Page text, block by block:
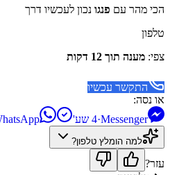
הכי מהר עם פנגו נכון לעכשיו דרך
טלפון
צפי: מענה תוך 12 דקות
התקשר עכשיו
או נסה:
Messenger
·4 שע'
למה הומלץ טלפון?
עזר?